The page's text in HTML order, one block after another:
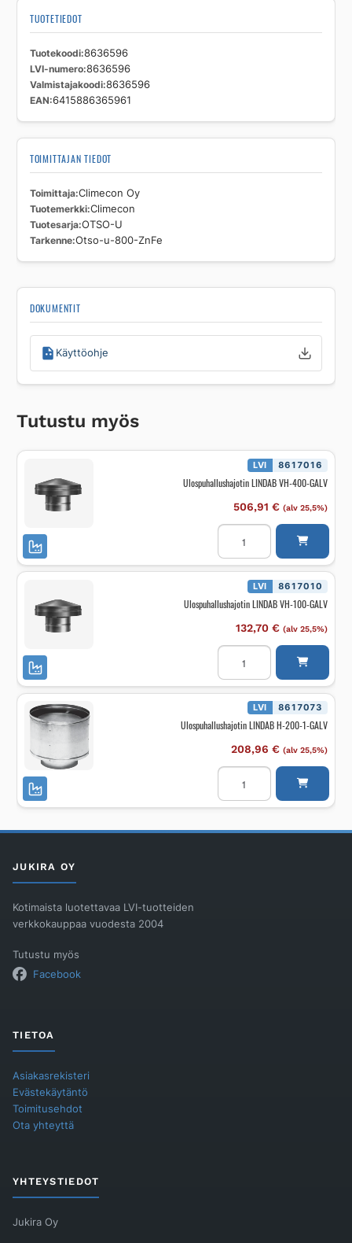
TUOTETIEDOT
Tuotekoodi 8636596
LVI-numero 8636596
Valmistajakoodi 8636596
EAN 6415886365961
TOIMITTAJAN TIEDOT
Toimittaja Climecon Oy
Tuotemerkki Climecon
Tuotesarja OTSO-U
Tarkenne Otso-u-800-ZnFe
DOKUMENTIT
Käyttöohje
Tutustu myös
LVI 8617016
Ulospuhallushajotin LINDAB VH-400-GALV
506,91 € (alv 25,5%)
Ulospuhallushajotin
LINDAB
400-
GALV
määrä LVI 8617010
Ulospuhallushajotin LINDAB VH-100-GALV
132,70 € (alv 25,5%)
Ulospuhallushajotin
LINDAB
100-
GALV
määrä LVI 8617073
Ulospuhallushajotin LINDAB H-200-1-GALV
208,96 € (alv 25,5%)
Ulospuhallushajotin
LINDAB
200-
määrä
JUKIRA OY
Kotimaista luotettavaa LVI-tuotteiden
verkkokauppaa vuodesta 2004
Tutustu myös
Facebook
TIETOA
Asiakasrekisteri
Evästekäytäntö
Toimitusehdot
Ota yhteyttä
YHTEYSTIEDOT
Jukira Oy